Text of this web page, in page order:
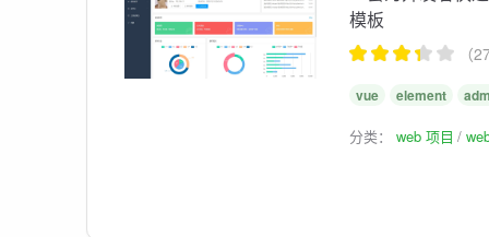
模板
（
vue element
分类：web 项目